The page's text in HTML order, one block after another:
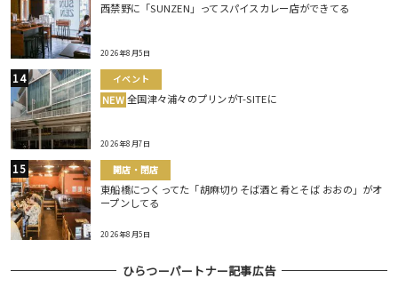
西禁野に「SUNZEN」ってスパイスカレー店ができてる
2026年8月5日
イベント
NEW 全国津々浦々のプリンがT-SITEに
2026年8月7日
開店・閉店
東船橋につくってた「胡麻切りそば酒と肴とそば おおの」がオ
ープンしてる
2026年8月5日
ひらつーパートナー記事広告